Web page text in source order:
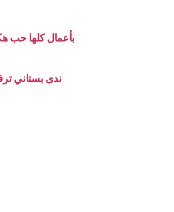
بأعمال كلها حب
ندى بستاني